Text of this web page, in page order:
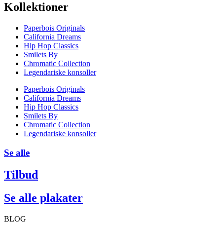
Kollektioner
Paperbois Originals
California Dreams
Hip Hop Classics
Smilets By
Chromatic Collection
Legendariske konsoller
Paperbois Originals
California Dreams
Hip Hop Classics
Smilets By
Chromatic Collection
Legendariske konsoller
Se alle
Tilbud
Se alle plakater
BLOG